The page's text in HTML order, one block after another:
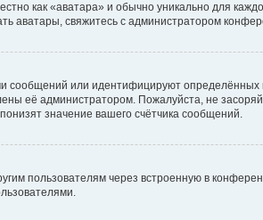
как «аватара» и обычно уникально для
аватары, свяжитесь с администратором
или идентифицируют
её администратором. Пожалуйста, не
значение вашего счётчика сообщений.
пользователям через встроенную в